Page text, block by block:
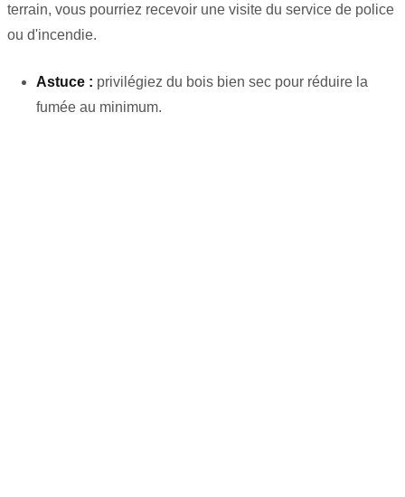
terrain, vous pourriez recevoir une visite du service de police
ou d'incendie.
Astuce : privilégiez du bois bien sec pour réduire la
fumée au minimum.